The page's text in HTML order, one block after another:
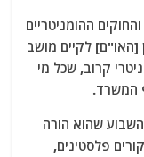
ההומניטריים
[האו"ם] לקיים מושב
קרוב, שכל מי
המשרד.
שהוא הורה
פלסטינים,